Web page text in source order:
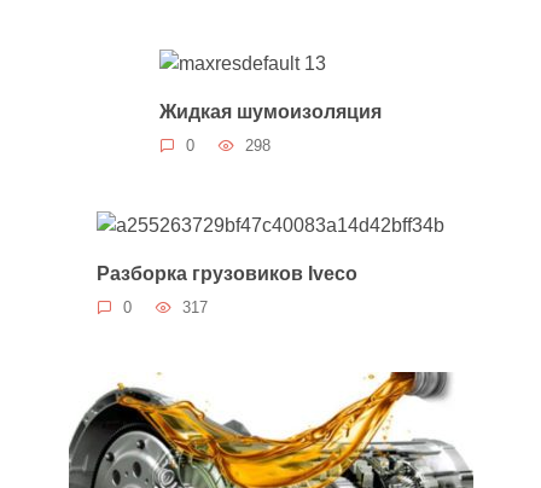
Жидкая шумоизоляция
0 298
Разборка грузовиков Iveco
0 317